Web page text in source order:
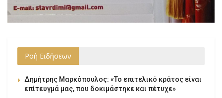
Ροή Ειδήσεων
Δημήτρης Μαρκόπουλος: «Το επιτελικό κράτος είναι
επίτευγμά μας, που δοκιμάστηκε και πέτυχε»